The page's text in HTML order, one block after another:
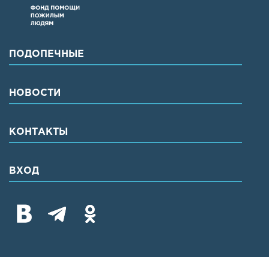
ПОДОПЕЧНЫЕ
НОВОСТИ
КОНТАКТЫ
ВХОД